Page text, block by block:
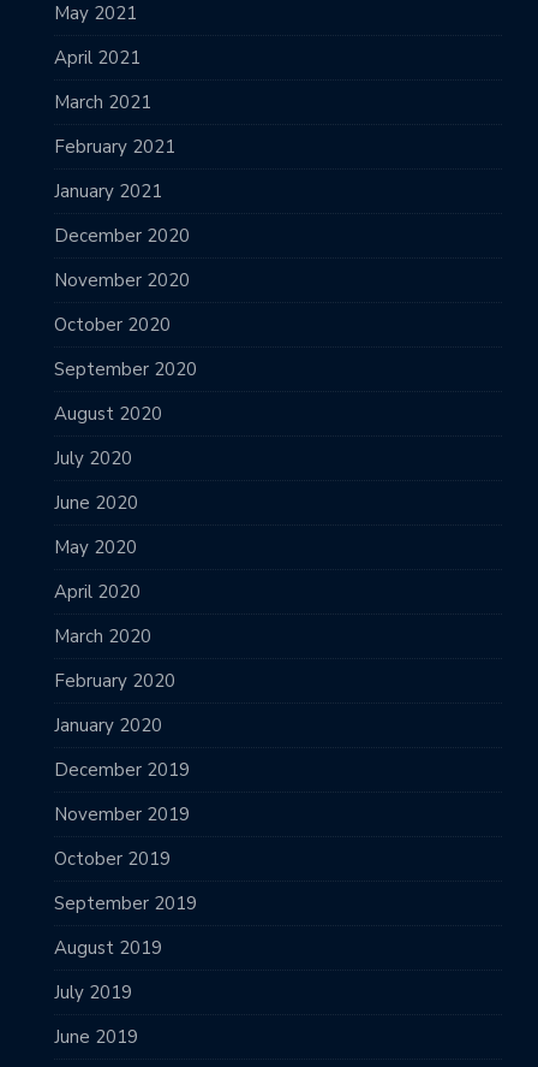
May 2021
April 2021
March 2021
February 2021
January 2021
December 2020
November 2020
October 2020
September 2020
August 2020
July 2020
June 2020
May 2020
April 2020
March 2020
February 2020
January 2020
December 2019
November 2019
October 2019
September 2019
August 2019
July 2019
June 2019